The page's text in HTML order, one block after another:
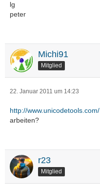
lg
peter
Michi91
Mitglied
22. Januar 2011 um 14:23
http://www.unicodetools.com/
arbeiten?
r23
Mitglied